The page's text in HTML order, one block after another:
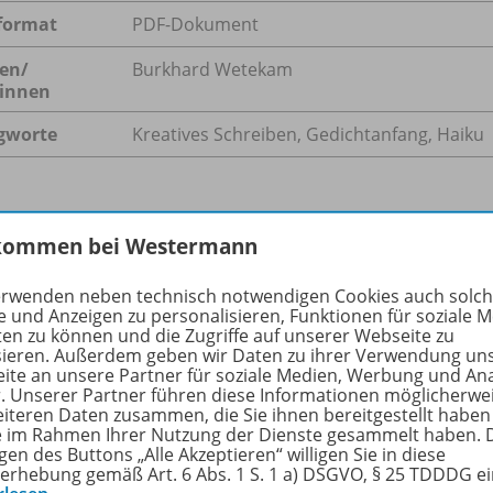
PDF-Dokument
Burkhard Wetekam
Kreatives Schreiben, Gedichtanfang, Haiku
ist schon das halbe Gedicht: Haikus sind sehr kurz
poetisch. Schülerinnen und Schüler kommen mit der
schöne Texte produzieren.
bei Westermann
neben technisch notwendigen Cookies auch
und Anzeigen zu personalisieren, Funktionen für soziale
zu können und die Zugriffe auf unserer Webseite zu
Außerdem geben wir Daten zu ihrer Verwendung
an unsere Partner für soziale Medien, Werbung und
Unserer Partner führen diese Informationen
Daten zusammen, die Sie ihnen bereitgestellt
im Rahmen Ihrer Nutzung der Dienste gesammelt haben.
des Buttons „Alle Akzeptieren“ willigen Sie in diese
gemäß Art. 6 Abs. 1 S. 1 a) DSGVO, § 25 TDDDG